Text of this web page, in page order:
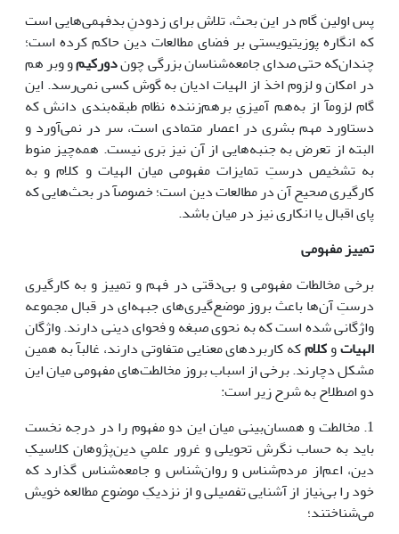
پس اولین گام در این بحث، تلاش برای زدودنِ بدفهمی‌هایی است
که انگاره پوزیتیویستی بر فضای مطالعات دین حاکم کرده است؛
چندان‌که حتی صدای جامعه‌شناسان بزرگی چوندورکیمو وبر هم
در امکان و لزوم اخذ از الهیات ادیان به گوش کسی نمی‌رسد. این
گام لزومآ از به‌هم آمیزیِ برهم‌زننده نظام طبقه‌بندی دانش که
دستاورد مهم بشری در اعصار متمادی است، سر در نمی‌آورد و
البته از تعرض به جنبه‌هایی از آن نیز بَری نیست. همه‌چیز منوط
به تشخیص درستِ تمایزات مفهومی میان الهیات و کلام و به
کارگیری صحیح آن در مطالعات دین است؛ خصوصآ در بحث‌هایی که
پای اقبال یا انکاری نیز در میان باشد.
تمییز مفهومی
برخی مخالطات مفهومی و بی‌دقتی در فهم و تمییز و به کارگیری
درستِ آن‌ها باعث بروز موضع‌گیری‌های جبهه‌ای در قبال مجموعه
واژگانی شده است که به نحوی صبغه و فحوای دینی دارند. واژگان
الهیاتوکلامکه کاربردهای معنایی متفاوتی دارند، غالبآ به همین
مشکل دچارند. برخی از اسباب بروز مخالطت‌های مفهومی میان این
دو اصطلاح به شرح زیر است:
1. مخالطت و همسان‌بینی میان این دو مفهوم را در درجه نخست
باید به حساب نگرش تحویلی و غرور علمیِ دین‌پژوهان کلاسیکِ
دین، اعم‌از مردم‌شناس و روان‌شناس و جامعه‌شناس گذارد که
خود را بی‌نیاز از آشنایی تفصیلی و از نزدیکِ موضوع مطالعه خویش
می‌شناختند؛